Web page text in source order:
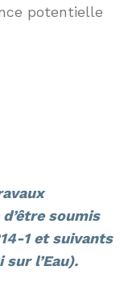
potentielle
soumis
1 et suivants
sur l’Eau).